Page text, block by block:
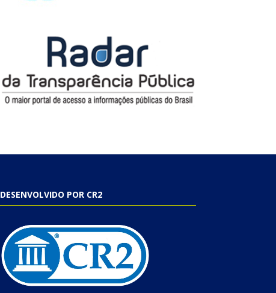
DESENVOLVIDO POR CR2